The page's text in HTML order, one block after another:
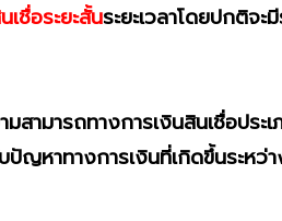
ชื่อระยะสั้นระยะเวลาโดยปกติจะมี
สามารถทางการเงินสินเชื่อประ
ปัญหาทางการเงินที่เกิดขึ้นระหว่า